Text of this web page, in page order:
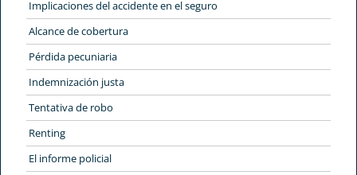
Implicaciones del accidente en el seguro
Alcance de cobertura
Pérdida pecuniaria
Indemnización justa
Tentativa de robo
Renting
El informe policial